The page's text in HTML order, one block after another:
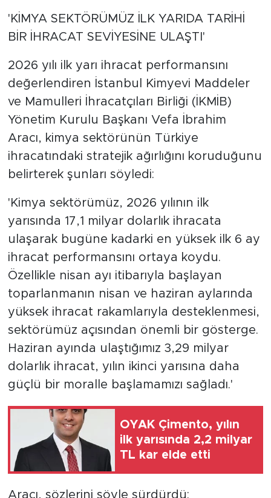
'KİMYA SEKTÖRÜMÜZ İLK YARIDA TARİHİ
BİR İHRACAT SEVİYESİNE ULAŞTI'
2026 yılı ilk yarı ihracat performansını
değerlendiren İstanbul Kimyevi Maddeler
ve Mamulleri İhracatçıları Birliği (İKMİB)
Yönetim Kurulu Başkanı Vefa İbrahim
Aracı, kimya sektörünün Türkiye
ihracatındaki stratejik ağırlığını koruduğunu
belirterek şunları söyledi:
'Kimya sektörümüz, 2026 yılının ilk
yarısında 17,1 milyar dolarlık ihracata
ulaşarak bugüne kadarki en yüksek ilk 6 ay
ihracat performansını ortaya koydu.
Özellikle nisan ayı itibarıyla başlayan
toparlanmanın nisan ve haziran aylarında
yüksek ihracat rakamlarıyla desteklenmesi,
sektörümüz açısından önemli bir gösterge.
Haziran ayında ulaştığımız 3,29 milyar
dolarlık ihracat, yılın ikinci yarısına daha
güçlü bir moralle başlamamızı sağladı.'
OYAK Çimento, yılın
ilk yarısında 2,2 milyar
TL kar elde etti
Aracı, sözlerini şöyle sürdürdü: